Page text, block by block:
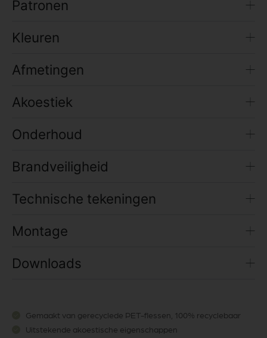
Patronen
Kleuren
Afmetingen
Akoestiek
Onderhoud
Brandveiligheid
Technische tekeningen
Montage
Downloads
Gemaakt van gerecyclede PET-flessen, 100% recyclebaar
Uitstekende akoestische eigenschappen